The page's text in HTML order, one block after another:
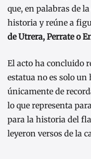
que, en palabras de
historia y reúne a
de Utrera, Perrate o
El acto ha concluido
estatua no es solo
únicamente de
lo que representa
para la historia del
leyeron versos de la